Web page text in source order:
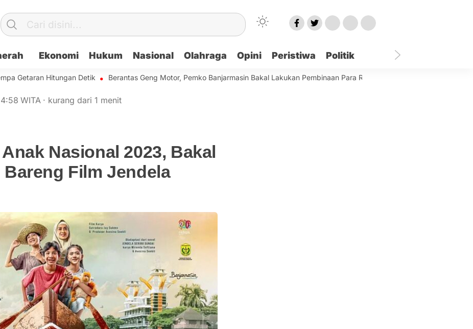
Ekonomi Hukum Nasional Olahraga Opini Peristiwa Politik
Hitungan Detik Berantas Geng Motor, Pemko Banjarmasin Bakal Lakukan Pembinaan Para Remaja Terjaring
WITA · kurang dari 1 menit
Nasional 2023, Bakal
Film Jendela